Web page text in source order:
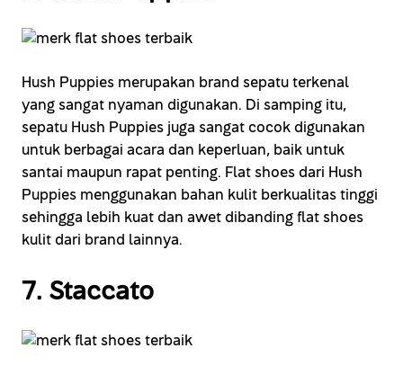
Hush Puppies merupakan brand sepatu terkenal
yang sangat nyaman digunakan. Di samping itu,
sepatu Hush Puppies juga sangat cocok digunakan
untuk berbagai acara dan keperluan, baik untuk
santai maupun rapat penting. Flat shoes dari Hush
Puppies menggunakan bahan kulit berkualitas tinggi
sehingga lebih kuat dan awet dibanding flat shoes
kulit dari brand lainnya.
7. Staccato